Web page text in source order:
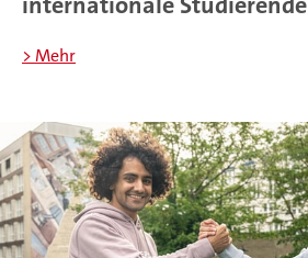
> Mehr